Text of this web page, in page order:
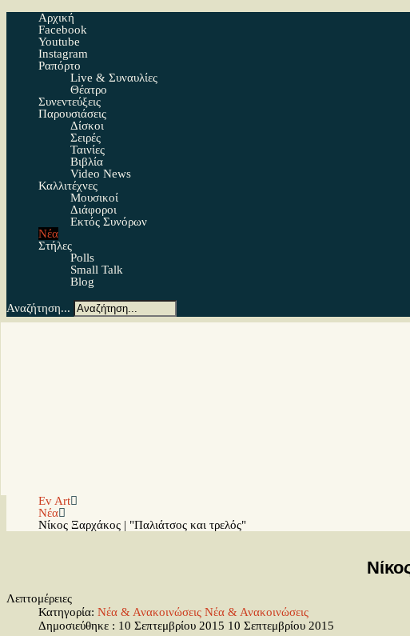
Αρχική
Facebook
Youtube
Instagram
Ραπόρτο
Live & Συναυλίες
Θέατρο
Συνεντεύξεις
Παρουσιάσεις
Δίσκοι
Σειρές
Ταινίες
Βιβλία
Video News
Καλλιτέχνες
Μουσικοί
Διάφοροι
Εκτός Συνόρων
Νέα
Στήλες
Polls
Small Talk
Blog
Αναζήτηση...
Ev Art
Νέα
Νίκος Ξαρχάκος | "Παλιάτσος και τρελός"
Λεπτομέρειες
Κατηγορία: Νέα & Ανακοινώσεις Νέα & Ανακοινώσεις
Δημοσιεύθηκε : 10 Σεπτεμβρίου 2015 10 Σεπτεμβρίου 2015